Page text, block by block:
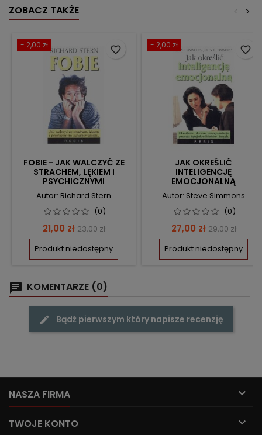
ZOBACZ TAKŻE
>
<
- 2,00 zł
FOBIE - JAK WALCZYĆ ZE
STRACHEM, LĘKIEM I
PSYCHICZNYMI
ZAHAMOWANIAMI
Autor: Richard Stern
(0)
Cena
21,00 zł Cena
podstawowa
23,00 zł
Produkt niedostępny
favorite_border - 2,00 zł
JAK OKREŚLIĆ
INTELIGENCJĘ
EMOCJONALNĄ
Autor: Steve Simmons
(0)
Cena
27,00 zł Cena
29,00 zł
Produkt niedostępny
favorite_border
KOMENTARZE (0)
Bądź pierwszym który napisze recenzję
NASZA FIRMA 
TWOJE KONTO 